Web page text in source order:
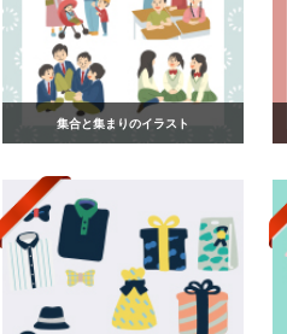
集合と集まりのイラスト